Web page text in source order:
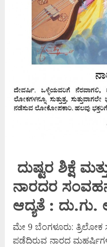
ದುಷ್ಟರ ಶಿಕ್ಷೆ
ನಾರದರ
ಆದ್ಯತೆ : ದು.ಗು.
ಮೇ 9 ಬೆಂಗಳೂರು: ತ್ರಿಲೋಕ
ಪಡೆದಿರುವ ನಾರದ